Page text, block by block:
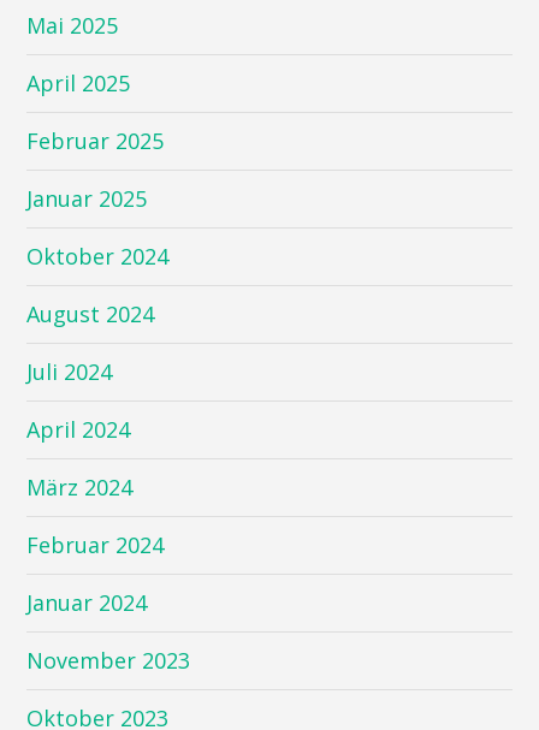
Mai 2025
April 2025
Februar 2025
Januar 2025
Oktober 2024
August 2024
Juli 2024
April 2024
März 2024
Februar 2024
Januar 2024
November 2023
Oktober 2023